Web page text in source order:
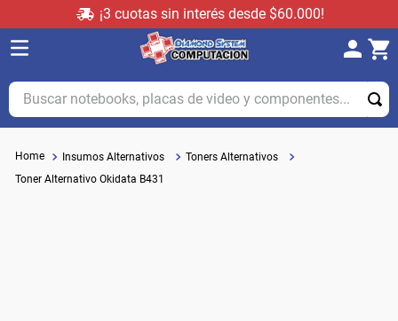
¡3 cuotas sin interés desde $60.000!
Buscar notebooks, placas de video y componentes...
Insumos Alternativos
Toners Alternativos
Toner Alternativo Okidata B431